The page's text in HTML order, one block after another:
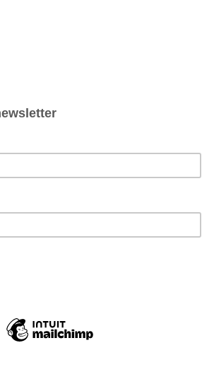
em saquinhos e congela tudo torto e
fecho) eempilharouorganizar nas
dentro de uma assadeira de tamanho
resolvido.